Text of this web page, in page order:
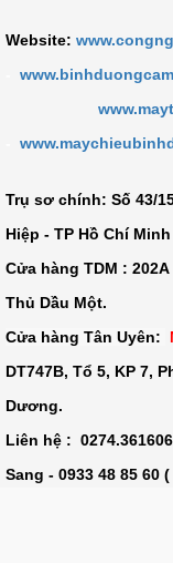
Website:
Trụ sơ chính: Số 43/
Hiệp - TP Hồ Chí
Cửa hàng TDM :
Thủ Dầu Một.
Cửa hàng Tân Uyên:
DT747B, Tổ 5, KP 7,
Dương.
Liên hệ :
Sang - 0933 48 85 60